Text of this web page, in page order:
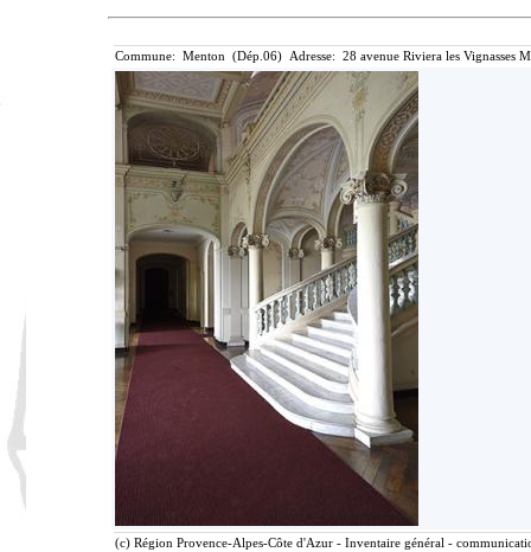
Commune: Menton (Dép.06) Adresse: 28 avenue Riviera les Vignasses
(c) Région Provence-Alpes-Côte d'Azur - Inventaire général -